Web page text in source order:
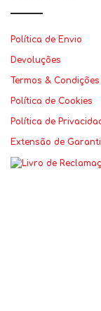
Política de Envio
Devoluções
Termos & Condições
Política de Cookies
Política de
Extensão de